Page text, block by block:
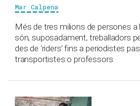
Mar Calpena
Més de tres milions de persones a
són, suposadament, treballadors
des de ‘riders’ fins a periodistes
transportistes o professors